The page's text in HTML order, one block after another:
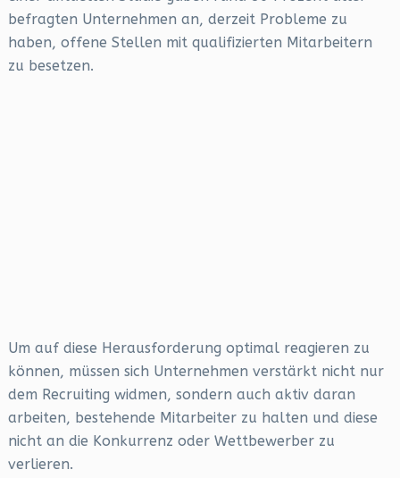
befragten Unternehmen an, derzeit Probleme zu
haben, offene Stellen mit qualifizierten Mitarbeitern
zu besetzen.
Um auf diese Herausforderung optimal reagieren zu
können, müssen sich Unternehmen verstärkt nicht nur
dem Recruiting widmen, sondern auch aktiv daran
arbeiten, bestehende Mitarbeiter zu halten und diese
nicht an die Konkurrenz oder Wettbewerber zu
verlieren.